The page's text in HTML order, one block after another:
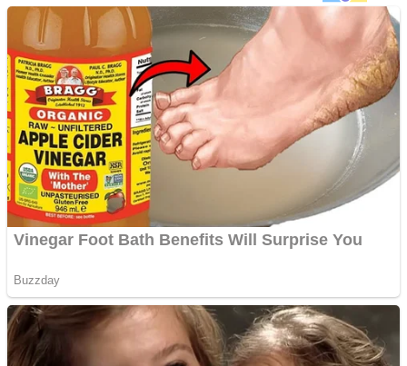
Ofera def între special
Vând domeniu+website
de publicitate de tip